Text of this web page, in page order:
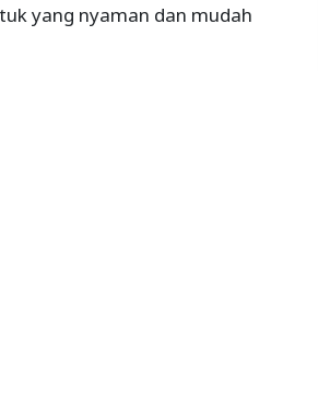
yang nyaman dan mudah